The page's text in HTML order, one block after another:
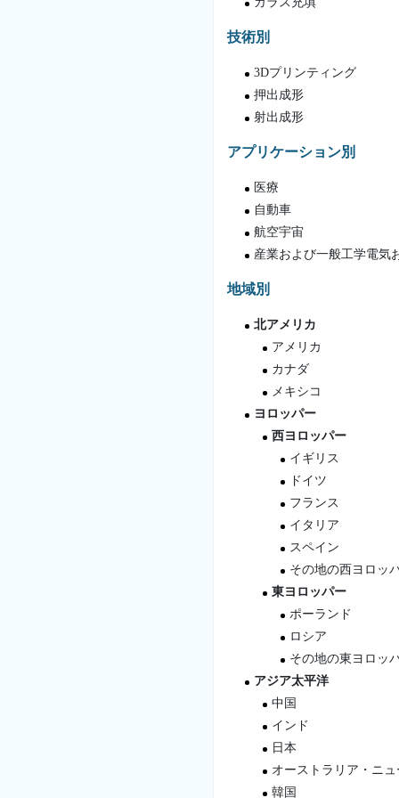
技術別
3Dプリンティング
押出成形
射出成形
アプリケーション別
医療
自動車
航空宇宙
産業および一般工学電気
地域別
北アメリカ
アメリカ
カナダ
メキシコ
ヨロッパー
西ヨロッパー
イギリス
ドイツ
フランス
イタリア
スペイン
その地の西ヨロッ
東ヨロッパー
ポーランド
ロシア
その地の東ヨロッ
アジア太平洋
中国
インド
日本
オーストラリア・ニ
韓国